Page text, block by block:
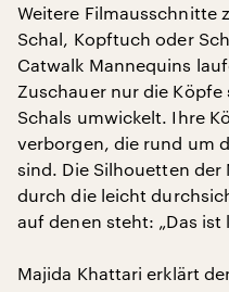
Weitere Filmausschnitte
Schal, Kopftuch oder
Catwalk Mannequins
Zuschauer nur die
Schals umwickelt. Ihre
verborgen, die rund um
sind. Die Silhouetten
durch die leicht
auf denen steht: „Das ist
Majida Khattari erklärt